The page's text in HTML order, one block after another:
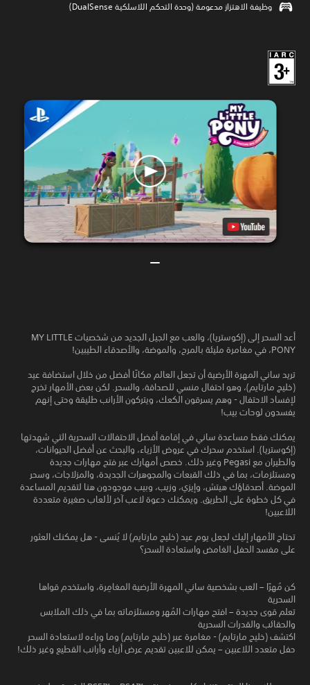
وظيفة الاهتزاز مدعومة (وحدة التحكم اللاسلكية DualSense‏)
أعد السحر إلى (إكوستريا)، والعب مع الجيل الجديد من شخصيات MY LITTLE
PONY، في مغامرة مليئة بالمرح، والموضة، والأصدقاء الطيبين!
تريد ساني المهرة الأرضية أن تجعل العالم مكانًا أفضل من خلال استضافة عيد
(خليج مارتايم)، وهو احتفال منسي للصداقة، والسحر. لكن بعض الأمهار تخرج
لإفساد الاحتفال - وهم يسرقون الكعك، ويتركون الأرانب طليقة وحتى إنهم
يفسدون لوحات بيب!
يمكنك فقط مساعدة ساني في إقامة أفضل الاحتفالات السحرية التي شهدتها
(إكوستريا). استخدم سحرك في عروض الأزياء، والبحث عن أفضل الحيوانات،
والطيران مع Pegasi وغير ذلك. خصص أمهارك عبر فتح مهارات جديدة
ومستلزمات، بما في ذلك القبعات والمجوهرات الجديدة، والمزلاجات، وسحر
الموضة. أصدقاؤك هيتش، وإيزي، وزيب، وبيب موجودون هنا لتقديم المساعدة
في كل خطوة على الطريق. ويمكنك دعوة لاعب آخر لألعاب صغيرة متعددة
اللاعبين!
تحتاج الأمهار إليك لجعل يوم عيد (خليج مارتايم) لا يُنسى - هل يمكنك العثور
على مفسد الحفل الغامض واستعادة السحر؟
كن مُهرًا – العب بشخصية ساني المهرة الأرضية المغامِرة، واستخدم قواها
السحرية
تعلم قوى جديدة – افتح مهارات المُهر ومستلزماته بما في ذلك الملابس
والحقائب والقدرات السحرية
اكتشف (خليج مارتايم) - مغامرة عبر (خليج مارتايم) وما وراءه لاستعادة السحر
حفل متعدد اللاعبين – يمكن للاعبين تقديم عرض أزياء وأرانب القطيع وغير ذلك!